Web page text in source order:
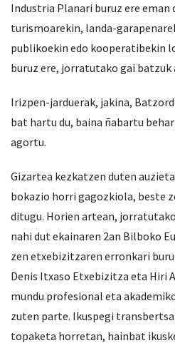
Industria Planari buruz ere eman
turismoarekin, landa-
publikoekin edo kooperatibekin
buruz ere, jorratutako gai batzuk
Irizpen-jarduerak, jakina,
bat hartu du, baina ñabartu
agortu.
Gizartea kezkatzen duten
bokazio horri gagozkiola, beste
ditugu. Horien artean,
nahi dut ekainaren 2an Bilboko
zen etxebizitzaren erronkari
Denis Itxaso Etxebizitza eta Hiri
mundu profesional eta
zuten parte. Ikuspegi
topaketa horretan, hainbat